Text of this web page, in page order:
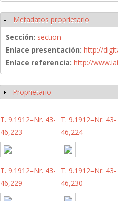
Ocultar
Metadatos proprietario
Sección: section
Enlace presentación: http://
Enlace referencia: http://
Mostrar
Proprietario
T. 9.1912=Nr. 43-
46,223
T. 9.1912=Nr. 43-
46,224
T. 9.1912=Nr. 43-
46,229
T. 9.1912=Nr. 43-
46,230